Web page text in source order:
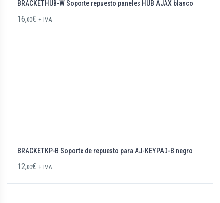
BRACKETHUB-W Soporte repuesto paneles HUB AJAX blanco
16,00€ + IVA
BRACKETKP-B Soporte de repuesto para AJ-KEYPAD-B negro
12,00€ + IVA